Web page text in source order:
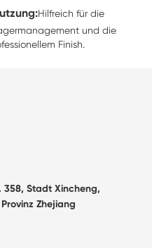
Hilfreich für die
und die
Finish.
358, Stadt Xincheng,
Zhejiang